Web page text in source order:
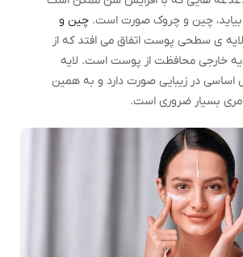
چین و چروک صورت است. چین و
ی سطحی پوست اتفاق می افتد که از
خارجی محافظت از پوست است. لایه
در زیبایی صورت دارد و به همین
بسیار ضروری است.